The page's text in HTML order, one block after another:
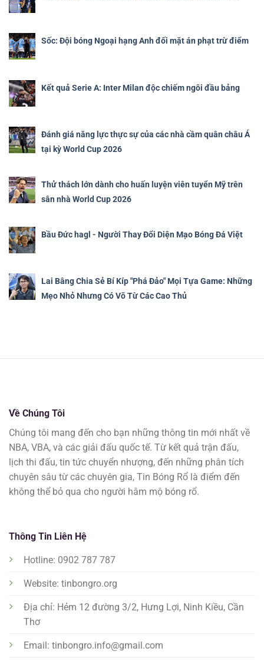
Sốc: Đội bóng Ngoại hạng Anh đối mặt án phạt trừ điểm
Kết quả Serie A: Inter Milan độc chiếm ngôi đầu bảng
Đánh giá năng lực thực sự của các nhà cầm quân châu Á
tại kỳ World Cup 2026
Thử thách lớn dành cho huấn luyện viên tuyển Mỹ trên
sân nhà World Cup 2026
Bầu Đức hagl - Người Thay Đổi Diện Mạo Bóng Đá Việt
Lai Bâng Chia Sẻ Bí Kíp "Phá Đảo" Mọi Tựa Game: Những
Mẹo Nhỏ Nhưng Có Võ Từ Các Cao Thủ
Về Chúng Tôi
Chúng tôi mang đến cho bạn những thông tin mới nhất về
NBA, VBA, và các giải đấu quốc tế. Từ kết quả trận đấu,
lịch thi đấu, tin tức chuyển nhượng, đến những phân tích
chuyên sâu từ các chuyên gia, Tin Bóng Rổ là điểm đến
không thể bỏ qua cho người hâm mộ bóng rổ.
Thông Tin Liên Hệ
Hotline: 0902 787 787
Website: tinbongro.org
Địa chỉ: Hẻm 12 đường 3/2, Hưng Lợi, Ninh Kiều, Cần
Thơ
Email: tinbongro.info@gmail.com